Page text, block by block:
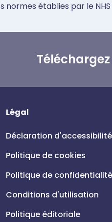
établies par le
Légal
Déclaration d'accessibilité
Politique de cookies
Politique de confidentialité
Conditions d'utilisation
Politique éditoriale